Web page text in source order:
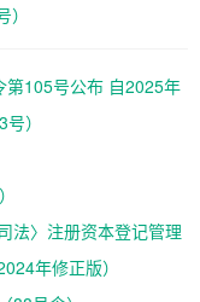
第105号公布 自2025年
）
法〉注册资本登记管理
年修正版）